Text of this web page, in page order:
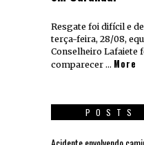
Resgate foi difícil e
terça-feira, 28/08,
Conselheiro Lafaiete
comparecer … More
POSTS